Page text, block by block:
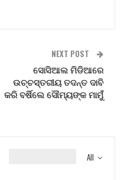
NEXT POST
ସୋସିଆଲ ମିଡିଆରେ
ଉଚ୍ଚସ୍ତରୀୟ ତଦନ୍ତ ଦାବି
କରି ବର୍ଷିଲେ ସୌମ୍ୟଙ୍କ ମାମୁଁ
All